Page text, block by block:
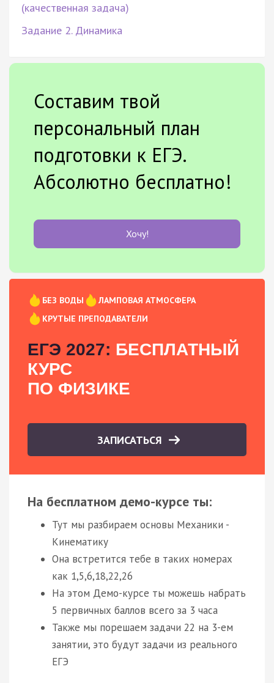
(качественная задача)
Задание 2. Динамика
Составим твой
персональный план
подготовки к ЕГЭ.
Абсолютно бесплатно!
Хочу!
БЕЗ ВОДЫ
ЛАМПОВАЯ АТМОСФЕРА
КРУТЫЕ ПРЕПОДАВАТЕЛИ
ЕГЭ 2027: БЕСПЛАТНЫЙ
КУРС
ПО ФИЗИКЕ
ЗАПИСАТЬСЯ
На бесплатном демо-курсе ты:
Тут мы разбираем основы Механики -
Кинематику
Она встретится тебе в таких номерах
как 1,5,6,18,22,26
На этом Демо-курсе ты можешь набрать
5 первичных баллов всего за 3 часа
Также мы порешаем задачи 22 на 3-ем
занятии, это будут задачи из реального
ЕГЭ